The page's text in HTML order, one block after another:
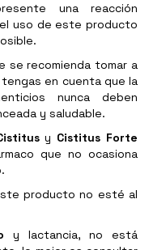
una reacción
uso de este producto
se recomienda tomar a
en cuenta que la
nunca deben
y saludable.
y Cistitus Forte
que no ocasiona
producto no esté al
y lactancia, no está